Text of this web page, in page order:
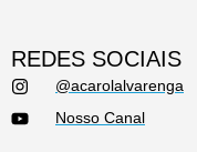
REDES SOCIAIS
@acarolalvarenga
Nosso Canal